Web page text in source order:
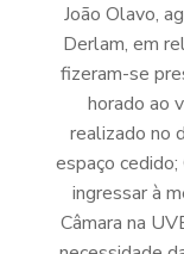
João Olavo,
Derlam, em
fizeram-se
horado ao
realizado no
espaço
ingressar à
Câmara na